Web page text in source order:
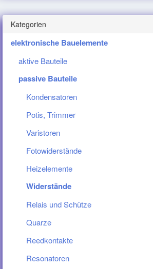
Kategorien
elektronische Bauelemente
aktive Bauteile
passive Bauteile
Kondensatoren
Potis, Trimmer
Varistoren
Fotowiderstände
Heizelemente
Widerstände
Relais und Schütze
Quarze
Reedkontakte
Resonatoren